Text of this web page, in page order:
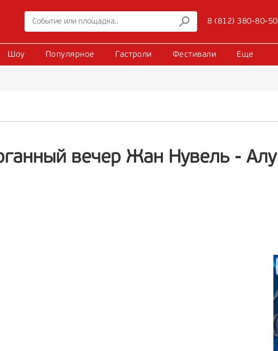
8 (812) 380-80-50
Шоу Популярное Гастроли Фестивали Еще
вечер Жан Нувель - Алу